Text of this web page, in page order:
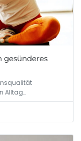
gesünderes
Alltag…